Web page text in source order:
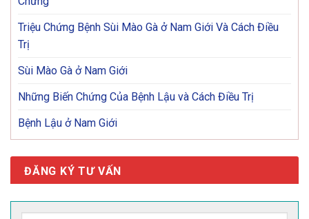
Triệu Chứng Bệnh Sùi Mào Gà ở Nam Giới Và Cách Điều
Trị
Sùi Mào Gà ở Nam Giới
Những Biến Chứng Của Bệnh Lậu và Cách Điều Trị
Bệnh Lậu ở Nam Giới
ĐĂNG KÝ TƯ VẤN